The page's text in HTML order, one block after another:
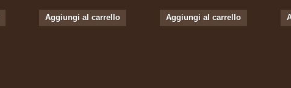
Aggiungi al carrello Aggiungi al carrello